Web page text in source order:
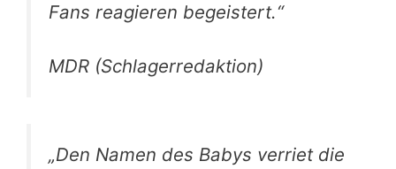
Fans reagieren begeistert.“
MDR (Schlagerredaktion)
„Den Namen des Babys verriet die